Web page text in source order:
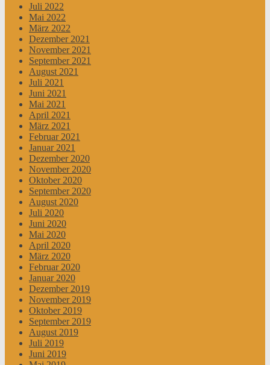
Juli 2022
Mai 2022
März 2022
Dezember 2021
November 2021
September 2021
August 2021
Juli 2021
Juni 2021
Mai 2021
April 2021
März 2021
Februar 2021
Januar 2021
Dezember 2020
November 2020
Oktober 2020
September 2020
August 2020
Juli 2020
Juni 2020
Mai 2020
April 2020
März 2020
Februar 2020
Januar 2020
Dezember 2019
November 2019
Oktober 2019
September 2019
August 2019
Juli 2019
Juni 2019